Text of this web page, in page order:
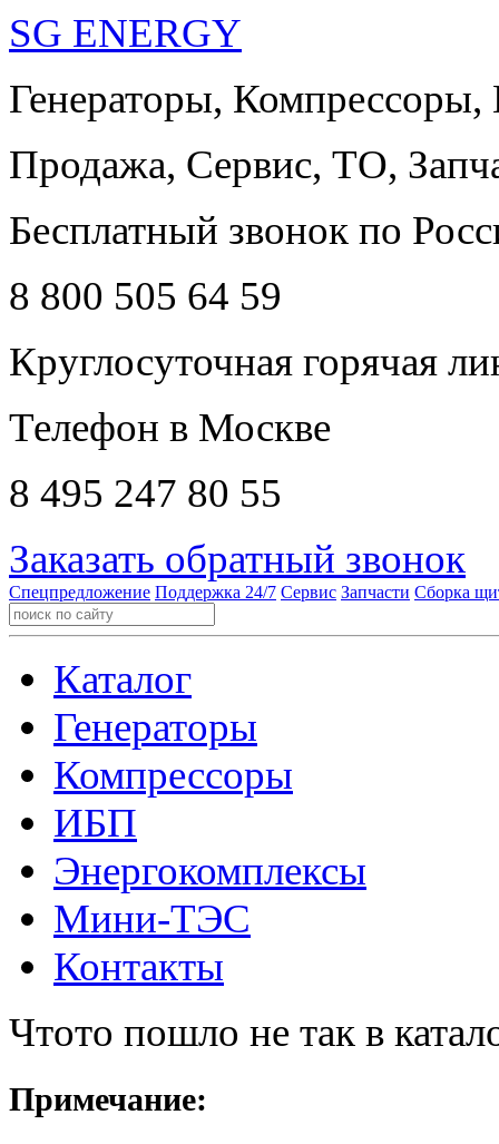
SG ENERGY
Генераторы,
Продажа, Сервис, ТО,
Бесплатный звонок по
8 800 505 64 59
Круглосуточная горячая
Телефон в Москве
8 495 247 80 55
Заказать обратный звонок
Спецпредложение Поддержка 24/7 Сервис Запчасти Сборка
Каталог
Генераторы
Компрессоры
ИБП
Энергокомплексы
Мини-ТЭС
Контакты
Чтото пошло не так в
Примечание: